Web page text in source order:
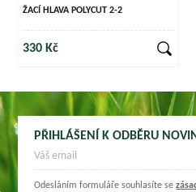
ŽACÍ HLAVA POLYCUT 2-2
330 Kč
PŘIHLÁŠENÍ K ODBĚRU
Odesláním formuláře souhlasíte se